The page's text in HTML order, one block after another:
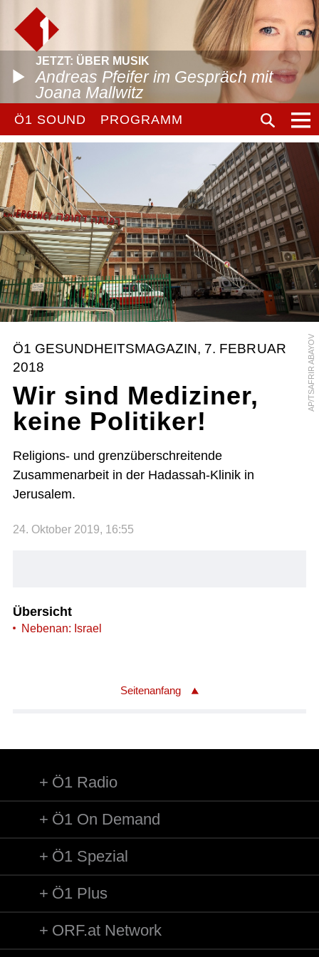
JETZT: ÜBER MUSIK
Andreas Pfeifer im Gespräch mit
Joana Mallwitz
Ö1 SOUND PROGRAMM
AP/TSAFRIR ABAYOV
Ö1 GESUNDHEITSMAGAZIN, 7. FEBRUAR
2018
Wir sind Mediziner,
keine Politiker!
Religions- und grenzüberschreitende
Zusammenarbeit in der Hadassah-Klinik in
Jerusalem.
24. Oktober 2019, 16:55
Übersicht
Nebenan: Israel
Seitenanfang
Ö1 Radio
Ö1 On Demand
Ö1 Spezial
Ö1 Plus
ORF.at Network